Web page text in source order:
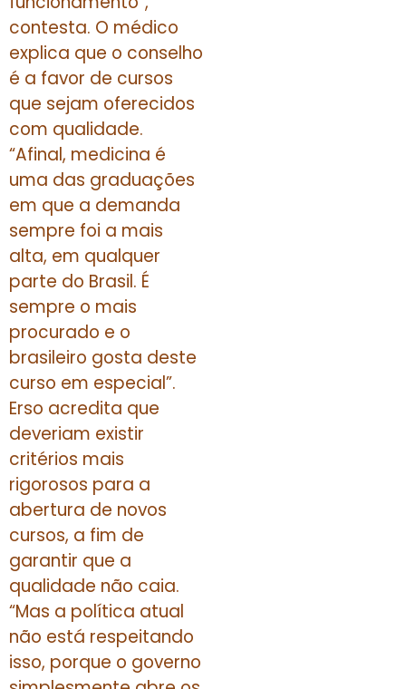
contesta. O médico
explica que o conselho
é a favor de cursos
que sejam oferecidos
com qualidade.
“Afinal, medicina é
uma das graduações
em que a demanda
sempre foi a mais
alta, em qualquer
parte do Brasil. É
sempre o mais
procurado e o
brasileiro gosta deste
curso em especial”.
Erso acredita que
deveriam existir
critérios mais
rigorosos para a
abertura de novos
cursos, a fim de
garantir que a
qualidade não caia.
“Mas a política atual
não está respeitando
isso, porque o governo